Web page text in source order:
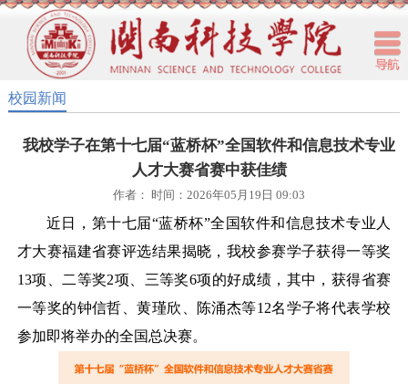
校园新闻
我校学子在第十七届“蓝桥杯”全国软件和信息技术专业
人才大赛省赛中获佳绩
作者： 时间：2026年05月19日 09:03
近日，第十七届“蓝桥杯”全国软件和信息技术专业人
才大赛福建省赛评选结果揭晓，我校参赛学子获得一等奖
13项、二等奖2项、三等奖6项的好成绩，其中，获得省赛
一等奖的钟信哲、黄瑾欣、陈涌杰等12名学子将代表学校
参加即将举办的全国总决赛。